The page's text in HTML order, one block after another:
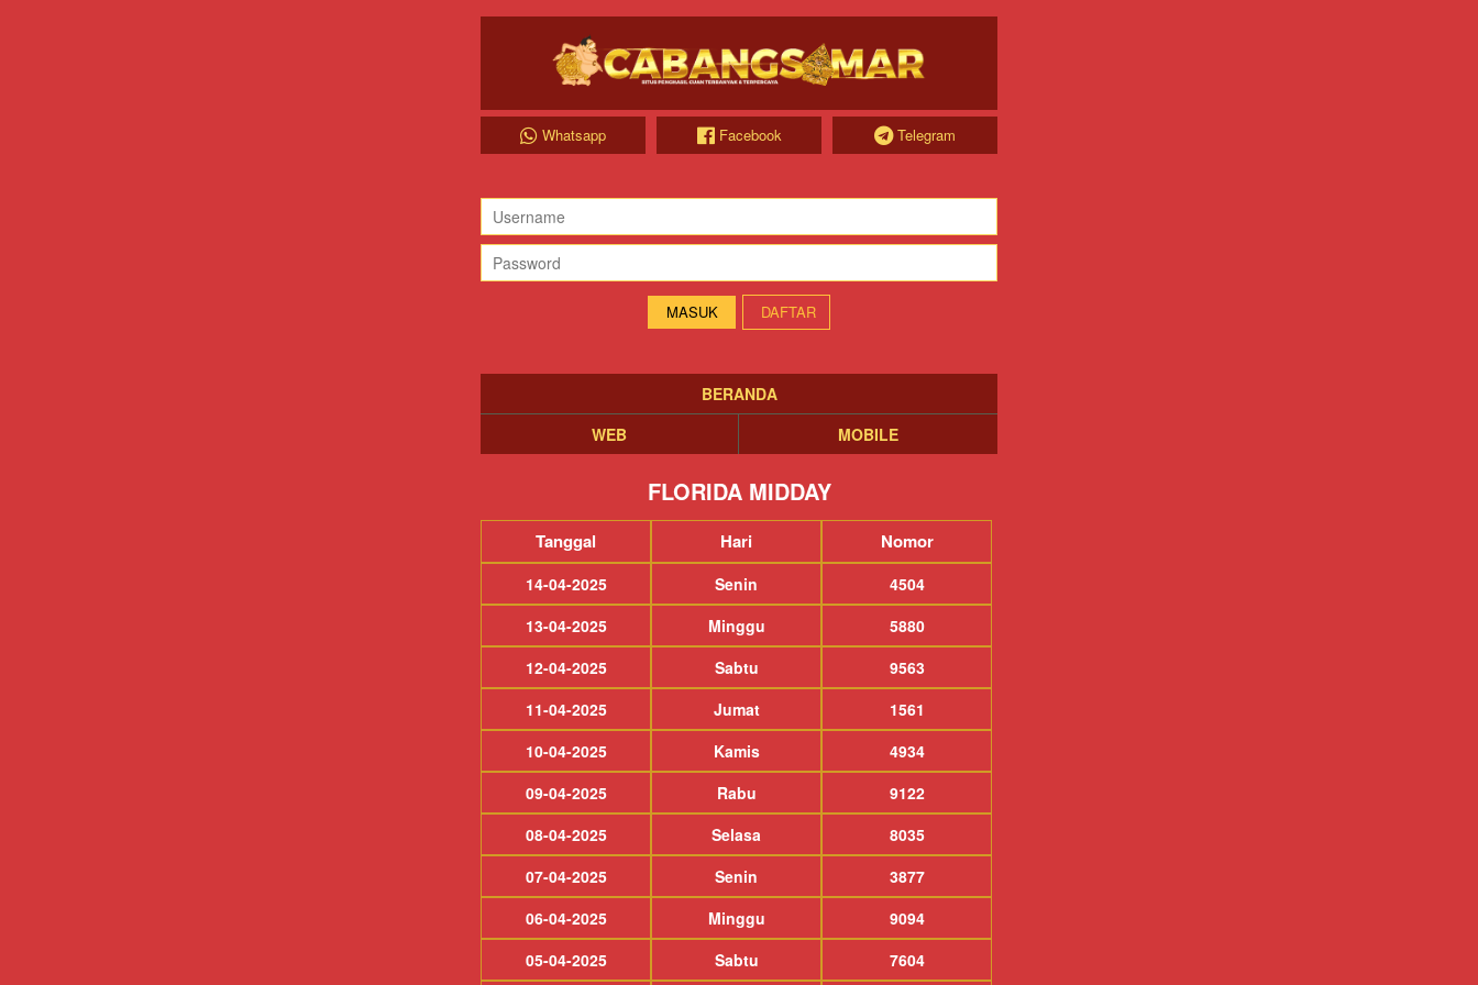
Whatsapp Facebook Telegram
DAFTAR
BERANDA
WEB
MOBILE
FLORIDA MIDDAY
Tanggal Hari Nomor
14-04-2025 Senin
4504
13-04-2025
Minggu
5880
12-04-2025
Sabtu
9563
11-04-2025
Jumat
1561
10-04-2025
Kamis
4934
09-04-2025
Rabu
9122
08-04-2025
Selasa
8035
07-04-2025
Senin
3877
06-04-2025
Minggu
9094
05-04-2025
Sabtu 7604